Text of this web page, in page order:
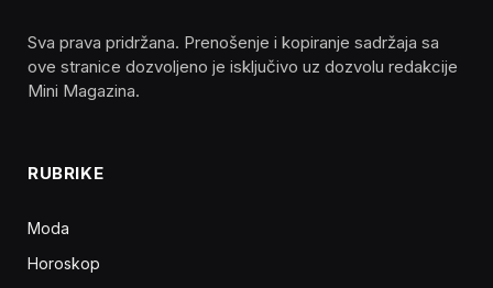
Sva prava pridržana. Prenošenje i kopiranje sadržaja sa
ove stranice dozvoljeno je isključivo uz dozvolu redakcije
Mini Magazina.
RUBRIKE
Moda
Horoskop